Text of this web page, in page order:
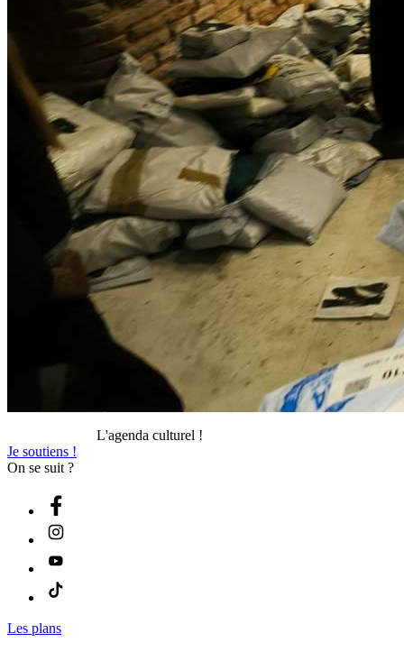
L'agenda culturel !
Je soutiens !
On se suit ?
Les plans